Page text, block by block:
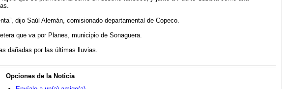
dijo Saúl Alemán, comisionado departamental de Copeco.
que va por Planes, municipio de Sonaguera.
dañadas por las últimas lluvias.
Opciones de la Noticia